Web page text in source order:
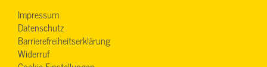
Impressum
Datenschutz
Barrierefreiheitserklärung
Widerruf